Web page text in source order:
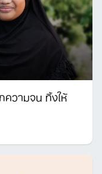
วามจน ทิ้งให้